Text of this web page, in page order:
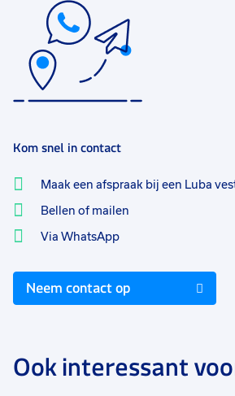
Kom snel in contact
Maak een afspraak bij een Luba
Bellen of mailen
Via WhatsApp
Neem contact op
Ook interessant